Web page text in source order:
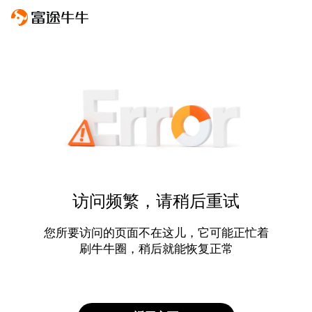
访问频繁，请稍后重试
您所要访问的页面不在这儿，它可能正忙着
刷牛牛圈，稍后就能恢复正常